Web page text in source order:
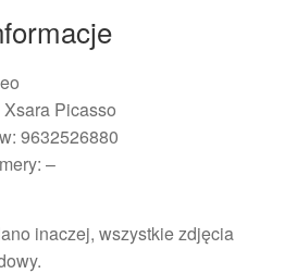
Picasso
9632526880
–
inaczej, wszystkie zdjęcia